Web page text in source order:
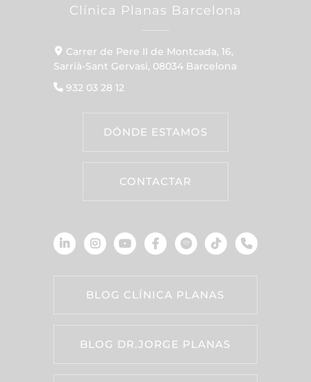
Clínica Planas Barcelona
Carrer de Pere II de Montcada, 16,
Sarrià-Sant Gervasi, 08034 Barcelona
932 03 28 12
DÓNDE ESTAMOS
CONTACTAR
BLOG CLÍNICA PLANAS
BLOG DR.JORGE PLANAS